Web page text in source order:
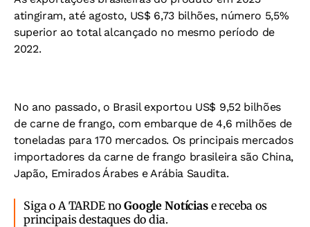
atingiram, até agosto, US$ 6,73 bilhões, número 5,5%
superior ao total alcançado no mesmo período de
2022.
No ano passado, o Brasil exportou US$ 9,52 bilhões
de carne de frango, com embarque de 4,6 milhões de
toneladas para 170 mercados. Os principais mercados
importadores da carne de frango brasileira são China,
Japão, Emirados Árabes e Arábia Saudita.
Siga o A TARDE noGoogle Notíciase receba os
principais destaques do dia.